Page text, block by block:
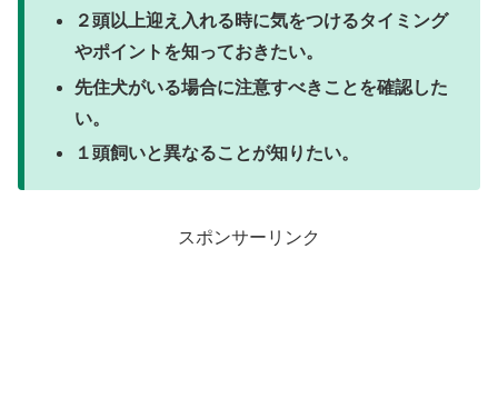
２頭以上迎え入れる時に気をつけるタイミング
やポイントを知っておきたい。
先住犬がいる場合に注意すべきことを確認した
い。
１頭飼いと異なることが知りたい。
スポンサーリンク